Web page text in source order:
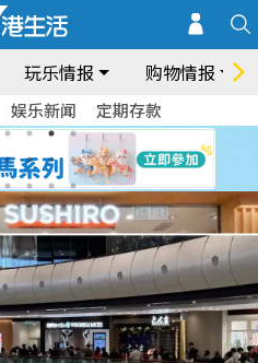
玩乐情报 购物情报
娱乐新闻 定期存款